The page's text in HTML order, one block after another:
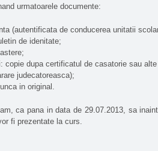
urmatoarele documente:
(autentificata de conducerea unitatii
de idenitate;
copie dupa certificatul de casatorie sau
judecatoreasca);
in original.
ca pana in data de 29.07.2013, sa
fi prezentate la curs.